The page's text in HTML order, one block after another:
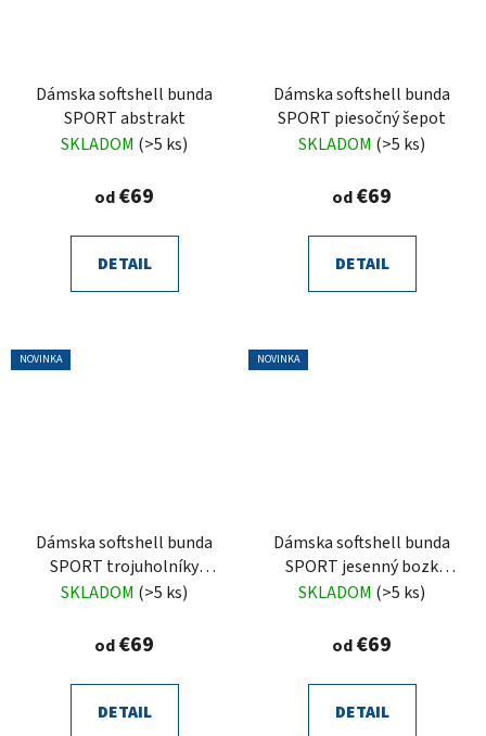
Dámska softshell bunda
SPORT abstrakt
SKLADOM (>5 ks)
od€69
DETAIL
Dámska softshell bunda
SPORT piesočný šepot
SKLADOM (>5 ks)
od€69
DETAIL
NOVINKA
Dámska softshell bunda
SPORT trojuholníky
tyrkys
SKLADOM (>5 ks)
od€69
DETAIL
NOVINKA
Dámska softshell bunda
SPORT jesenný bozk
farieb
SKLADOM (>5 ks)
od€69
DETAIL